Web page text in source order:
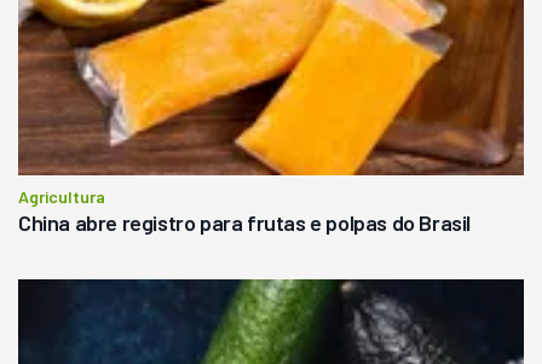
Agricultura
China abre registro para frutas e polpas do Brasil